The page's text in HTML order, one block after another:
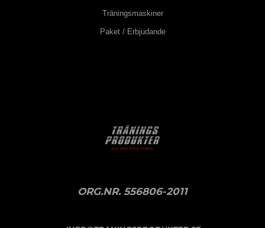
Träningsmaskiner
Paket / Erbjudande
ORG.NR. 556806-2011